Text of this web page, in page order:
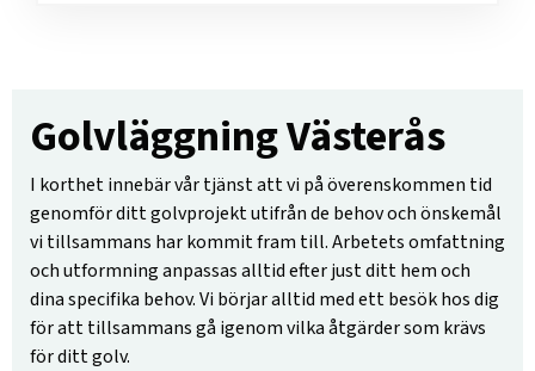
Golvläggning Västerås
I korthet innebär vår tjänst att vi på överenskommen tid
genomför ditt golvprojekt utifrån de behov och önskemål
vi tillsammans har kommit fram till. Arbetets omfattning
och utformning anpassas alltid efter just ditt hem och
dina specifika behov. Vi börjar alltid med ett besök hos dig
för att tillsammans gå igenom vilka åtgärder som krävs
för ditt golv.